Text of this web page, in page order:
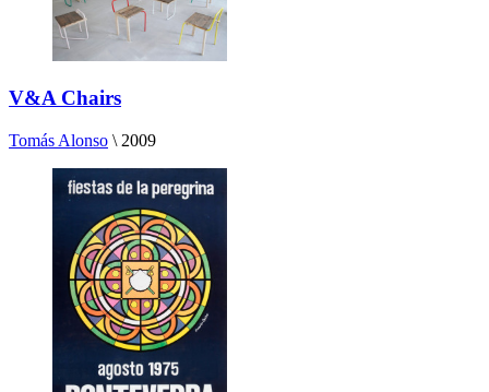
V&A Chairs
Tomás Alonso \ 2009